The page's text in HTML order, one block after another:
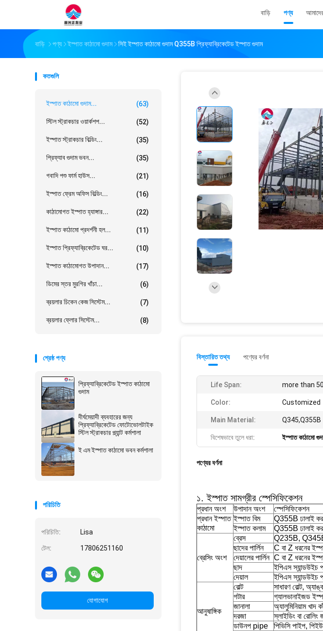
বাড়ি পণ্য
বাড়ি পণ্য ইস্পাত কাঠামো গুদাম সিই ইস্পাত কাঠামো গুদাম Q355B প্রিফ্যাব্রিকেটেড ইস্পাত গুদাম
কতগুলি
ইস্পাত কাঠামো গুদাম... (63)
স্টিল স্ট্রাকচার ওয়ার্কশপ... (52)
ইস্পাত স্ট্রাকচার বিল্ডিং... (35)
প্রিফ্যাব গুদাম ভবন... (35)
গবাদি পশু ফার্ম হাউস... (21)
ইস্পাত ফ্রেম অফিস বিল্ডিং... (16)
কাঠামোগত ইস্পাত হ্যাঙ্গার... (22)
ইস্পাত কাঠামো প্রদর্শনী হল... (11)
ইস্পাত প্রিফ্যাব্রিকেটেড ঘর... (10)
ইস্পাত কাঠামোগত উপাদান... (17)
ডিমের স্তর মুরগির খাঁচা... (6)
ব্রয়লার চিকেন কেজ সিস্টেম... (7)
ব্রয়লার ফ্লোর সিস্টেম... (8)
শ্রেষ্ঠ পণ্য
প্রিফ্যাব্রিকেটেড ইস্পাত কাঠামো
গুদাম
দীর্ঘমেয়াদী ব্যবহারের জন্য
প্রিফ্যাব্রিকেটেড ফোটোভোলটাইক
স্টিল স্ট্রাকচার প্ল্যান্ট কর্মশালা
ই এম ইস্পাত কাঠামো ভবন কর্মশালা
পরিচিতি
পরিচিতি: Lisa
টেল: 17806251160
যোগাযোগ
বিস্তারিত তথ্য পণ্যের বর্ণনা
Life Span: more than
Color: Customized
Main Material: Q345,Q355B
বিশেষভাবে তুলে ধরা: ইস্পাত কাঠামো
পণ্যের বর্ণনা
১. ইস্পাত সামগ্রীর স্পেসিফিকেশন
প্রধান অংশ উপাদান অংশ
স্পেসিফিকেশন
প্রধান ইস্পাত
কাঠামো
ইস্পাত বিম
Q355B ঢালাই
ইস্পাত কলাম
Q355B ঢালাই
ব্রেসিং অংশ
ব্রেস
Q235B, Q345B
ছাদের পার্লিন
C বা Z ধরনের
দেয়ালের পার্লিন C বা Z ধরনের
ছাদ
ইপিএস স্যান্ডউইচ
দেয়াল
ইপিএস স্যান্ডউইচ
আনুষাঙ্গিক
বোল্ট
সাধারণ বোল্ট,
গটার
গ্যালভানাইজড
জানালা
অ্যালুমিনিয়াম খাদ
দরজা
স্লাইডিং বা রোলিং
ডাউনপ pipe
পিভিসি পাইপ,